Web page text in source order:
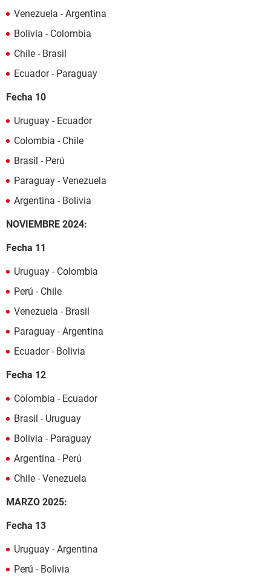
Venezuela - Argentina
Bolivia - Colombia
Chile - Brasil
Ecuador - Paraguay
Fecha 10
Uruguay - Ecuador
Colombia - Chile
Brasil - Perú
Paraguay - Venezuela
Argentina - Bolivia
NOVIEMBRE 2024:
Fecha 11
Uruguay - Colombia
Perú - Chile
Venezuela - Brasil
Paraguay - Argentina
Ecuador - Bolivia
Fecha 12
Colombia - Ecuador
Brasil - Uruguay
Bolivia - Paraguay
Argentina - Perú
Chile - Venezuela
MARZO 2025:
Fecha 13
Uruguay - Argentina
Perú - Bolivia